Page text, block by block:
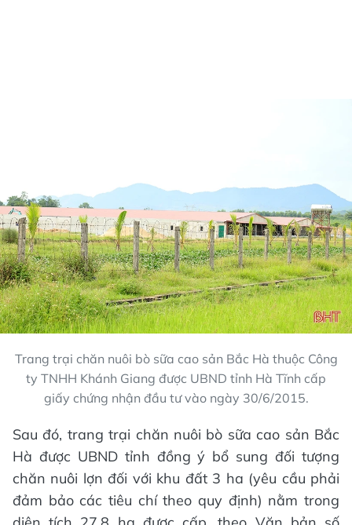
Trang trại chăn nuôi bò sữa cao sản Bắc Hà thuộc Công
ty TNHH Khánh Giang được UBND tỉnh Hà Tĩnh cấp
giấy chứng nhận đầu tư vào ngày 30/6/2015.
Sau đó, trang trại chăn nuôi bò sữa cao sản Bắc
Hà được UBND tỉnh đồng ý bổ sung đối tượng
chăn nuôi lợn đối với khu đất 3 ha (yêu cầu phải
đảm bảo các tiêu chí theo quy định) nằm trong